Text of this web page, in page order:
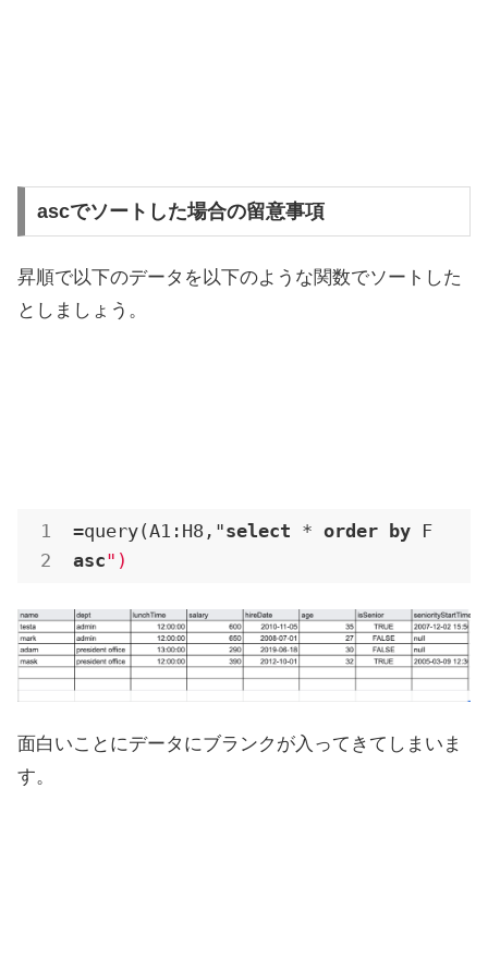
ascでソートした場合の留意事項
昇順で以下のデータを以下のような関数でソートした
としましょう。
=query(A1:H8,"select * order by
asc")
面白いことにデータにブランクが入ってきてしまいま
す。